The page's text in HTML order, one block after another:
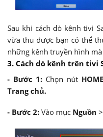
Sau khi cách dò kênh tivi
vừa thu được bạn có thể
những kênh truyền hình
3. Cách dò kênh trên tivi
- Bước 1: Chọn nút HOME
Trang chủ.
- Bước 2: Vào mục Nguồn